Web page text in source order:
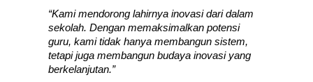
“Kami mendorong lahirnya inovasi dari dalam
sekolah. Dengan memaksimalkan potensi
guru, kami tidak hanya membangun sistem,
tetapi juga membangun budaya inovasi yang
berkelanjutan.”